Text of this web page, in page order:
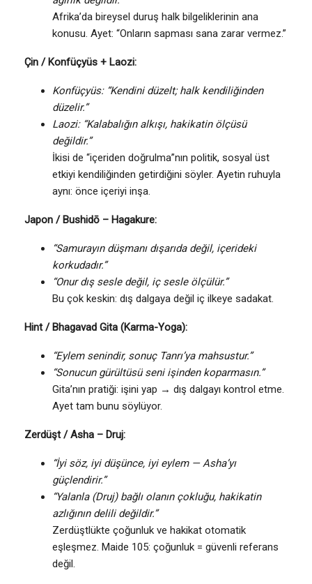
Afrika’da bireysel duruş halk bilgeliklerinin ana
konusu. Ayet: “Onların sapması sana zarar vermez.”
Çin / Konfüçyüs + Laozi:
Konfüçyüs: “Kendini düzelt; halk kendiliğinden
düzelir.”
Laozi: “Kalabalığın alkışı, hakikatin ölçüsü
değildir.”
İkisi de “içeriden doğrulma”nın politik, sosyal üst
etkiyi kendiliğinden getirdiğini söyler. Ayetin ruhuyla
aynı: önce içeriyi inşa.
Japon / Bushidō – Hagakure:
“Samurayın düşmanı dışarıda değil, içerideki
korkudadır.”
“Onur dış sesle değil, iç sesle ölçülür.”
Bu çok keskin: dış dalgaya değil iç ilkeye sadakat.
Hint / Bhagavad Gita (Karma-Yoga):
“Eylem senindir, sonuç Tanrı’ya mahsustur.”
“Sonucun gürültüsü seni işinden koparmasın.”
Gita’nın pratiği: işini yap → dış dalgayı kontrol etme.
Ayet tam bunu söylüyor.
Zerdüşt / Asha – Druj:
“İyi söz, iyi düşünce, iyi eylem — Asha’yı
güçlendirir.”
“Yalanla (Druj) bağlı olanın çokluğu, hakikatin
azlığının delili değildir.”
Zerdüştlükte çoğunluk ve hakikat otomatik
eşleşmez. Maide 105: çoğunluk = güvenli referans
değil.